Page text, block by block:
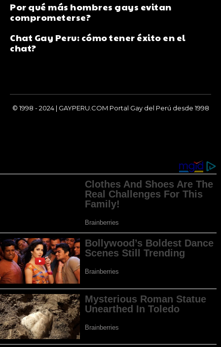
Por qué más hombres gays evitan
comprometerse?
Chat Gay Peru: cómo tener éxito en el
chat?
© 1998 - 2024 | GAYPERU.COM Portal Gay del Perú desde 1998